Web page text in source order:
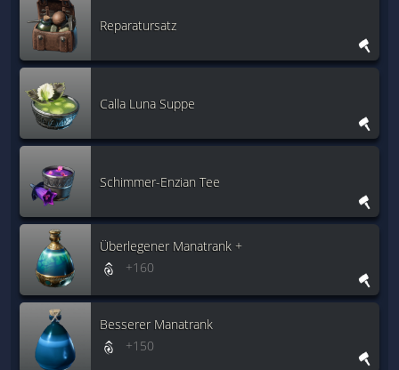
Reparatursatz
Calla Luna Suppe
Schimmer-Enzian Tee
Überlegener Manatrank +
+160
Besserer Manatrank
+150